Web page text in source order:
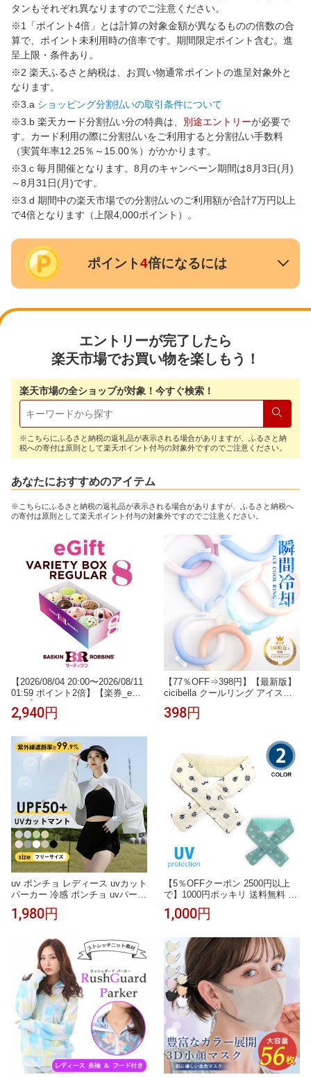
タンもそれぞれ異なりますのでご注意ください。
※1「ポイント4倍」とは計算の対象金額が異なるものの倍数の合
算で、ポイント未利用時の倍率です。期間限定ポイント含む。進
呈上限・条件あり。
※2 楽天ふるさと納税は、お買い物通常ポイントの進呈対象外と
なります。
※3.a ショッピング分割払いの取引条件について
※3.b 楽天カード分割払い分の特典は、 別途エントリーが必要で
す。カード利用の際に分割払いをご利用すると分割払い手数料
（実質年率12.25％～15.00％）がかかります。
※3.c 毎月開催となります。8月のキャンペーン期間は8月3日(月)
～8月31日(月)です。
※3.d 期間中の楽天市場での分割払いのご利用額が合計7万円以上
で4倍となります（上限4,000ポイント）。
ポイント4倍になるには
エントリーが完了したら
楽天市場でお買い物を楽しもう！
楽天市場の全ショップが対象！今すぐ検索！
検索
※こちらにふるさと納税の返礼品が表示される場合がありますが、ふるさと納
税への寄付は原則として楽天ポイント付与の対象外ですのでご注意ください。
あなたにおすすめのアイテム
※こちらにふるさと納税の返礼品が表示される場合がありますが、ふるさと納税へ
の寄付は原則として楽天ポイント付与の対象外ですのでご注意ください。
【2026/08/04 20:00〜2026/08/11
01:59 ポイント2倍】【楽券_eギ
フト】サーティワン バラエティ
ボックス レギュラー8コ入り
2,940円
【77％OFF⇒398円】【最新版】
cicibella クールリング アイスク
スネックリング 冷感リング ひん
供用 冷却 暑さ対策 冷感グッズ
送料無料
398円
uv ポンチョ レディース uvカット
パーカー 冷感 ポンチョ uvパーカ
ー 体型カバー 長袖 ひんやり 涼
しい ラッシュガード 冷感ストー
プス スポーツ スポーツ ジョギン
グ 海 連続使用 紫外線遮断 脱出
やすい
1,980円
【5％OFFクーポン 2500円以上
で】1000円ポッキリ 送料無料 ク
ールネック キッズ ひんやり マリ
ン柄 熱中対策 暑さ対策 高吸水
クカバー 通しマフラー 通学 おで
かけ 運動会
1,000円